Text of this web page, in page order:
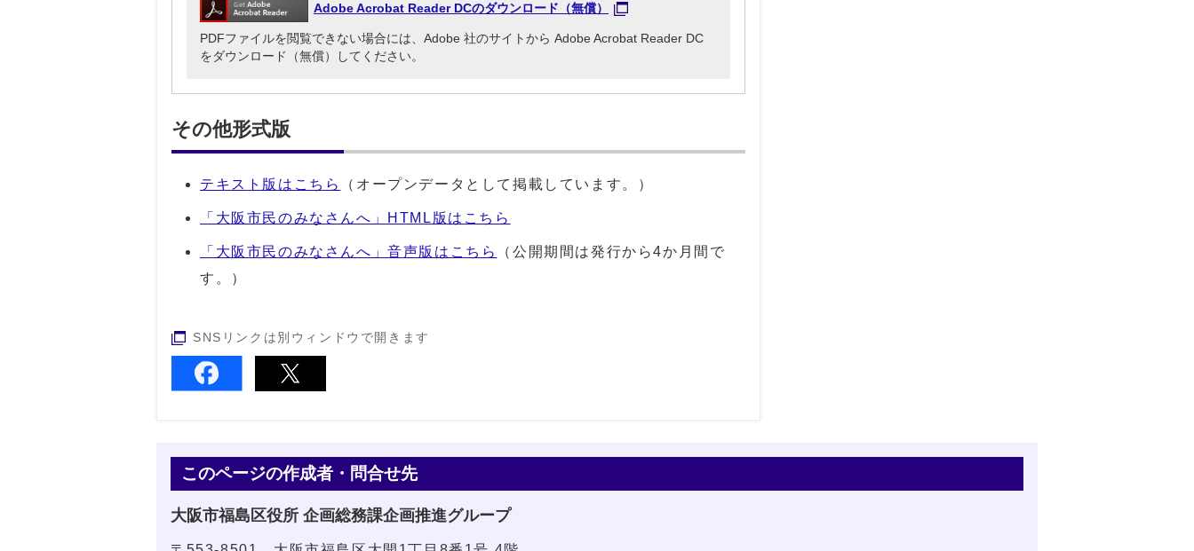
Adobe Acrobat Reader DCのダウンロード（無償）
PDFファイルを閲覧できない場合には、Adobe 社のサイトから Adobe Acrobat Reader DC
をダウンロード（無償）してください。
その他形式版
テキスト版はこちら （オープンデータとして掲載しています。）
「大阪市民のみなさんへ」HTML版はこちら
「大阪市民のみなさんへ」音声版はこちら
（公開期間は発行から4か月間で
す。）
SNSリンクは別ウィンドウで開きます
このページの作成者・問合せ先
大阪市福島区役所 企画総務課企画推進グループ